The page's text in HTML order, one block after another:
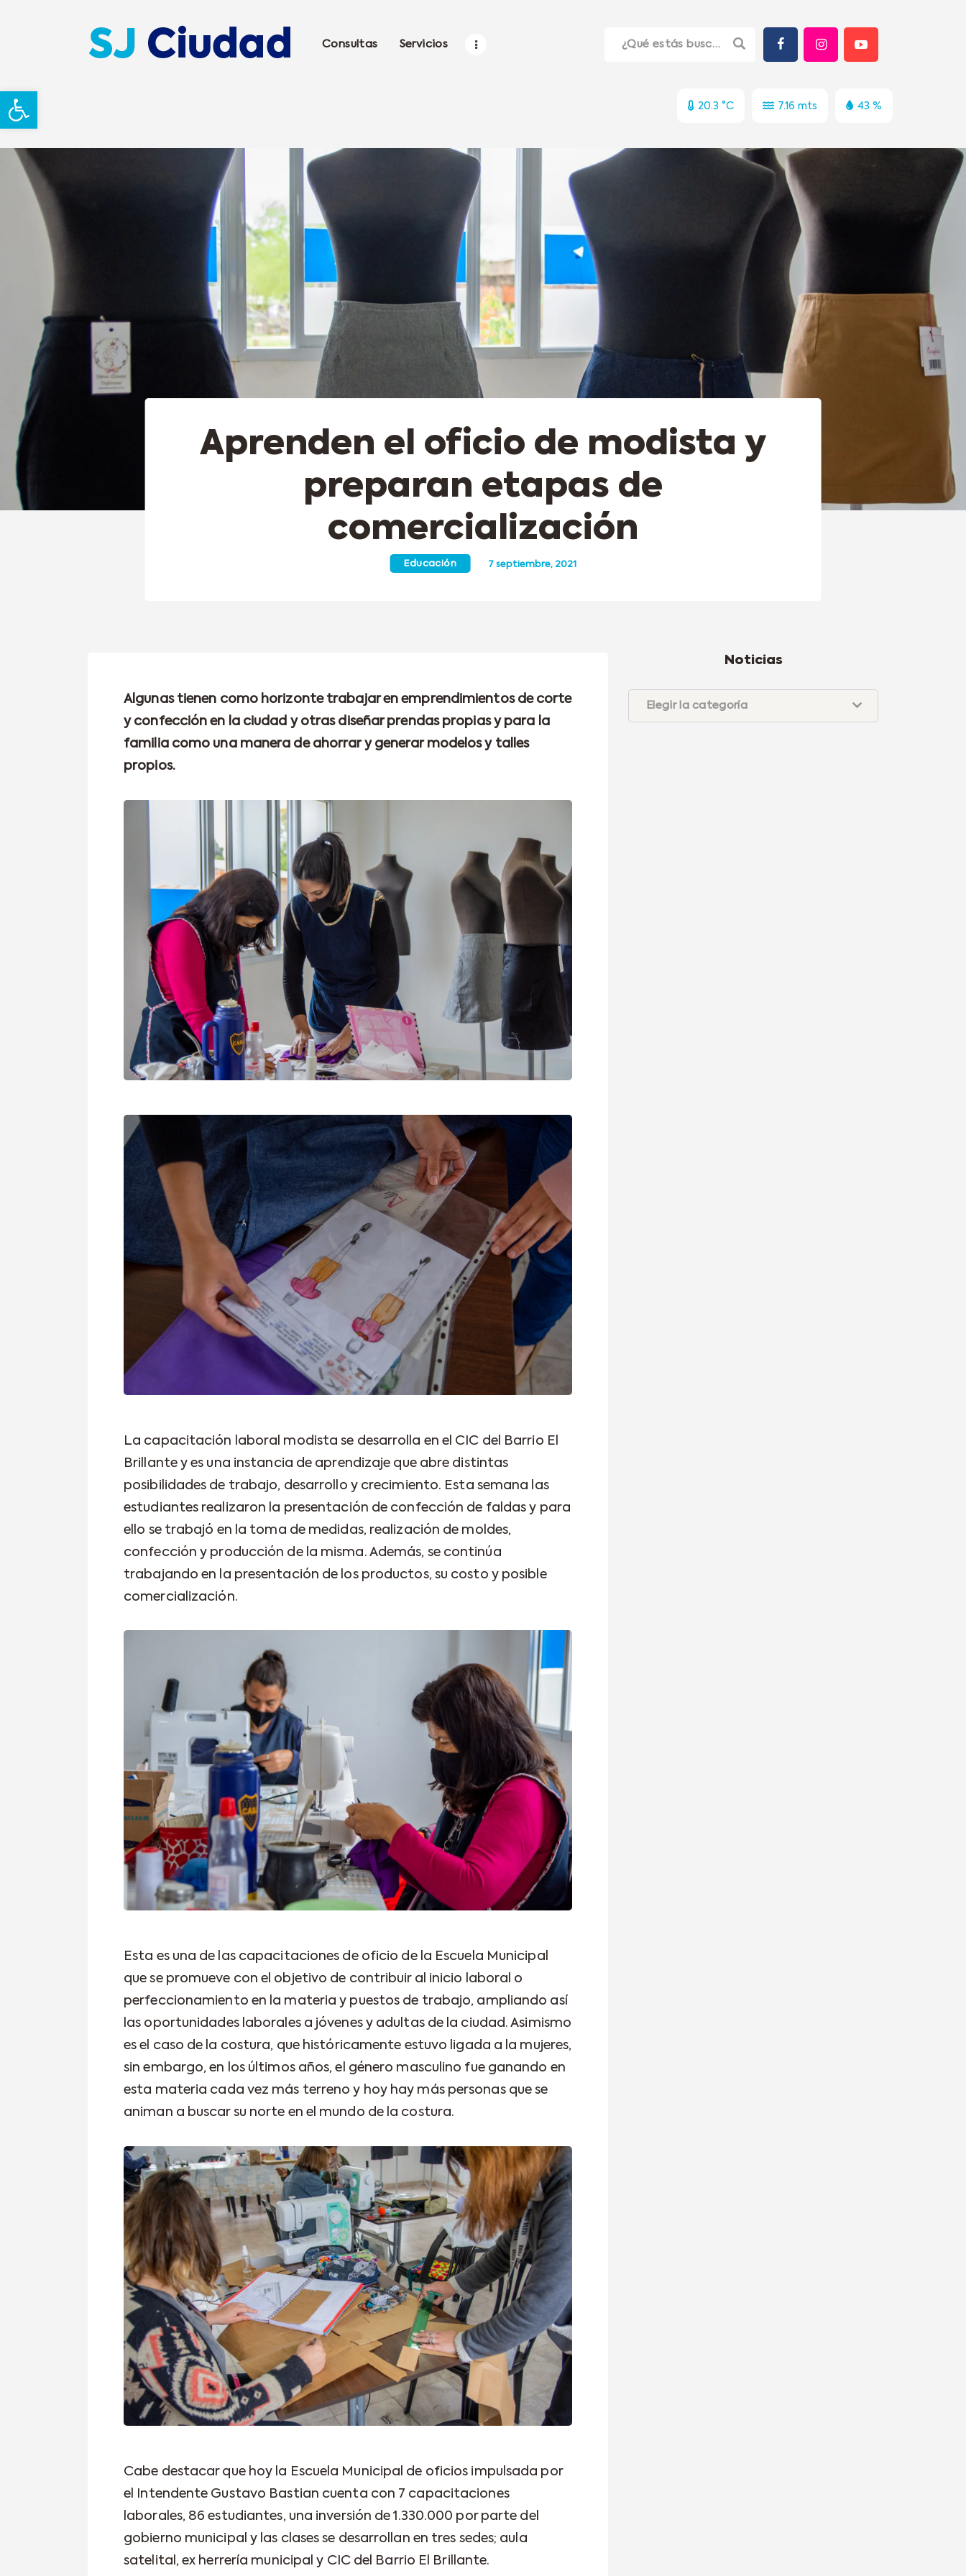
Abrir barra de herramientas
Consultas Servicios
20.3 °C 7.16 mts 43 %
Aprenden el oficio de modista y
preparan etapas de
comercialización
Educación 7 septiembre, 2021
Algunas tienen como horizonte trabajar en emprendimientos de corte
y confección en la ciudad y otras diseñar prendas propias y para la
familia como una manera de ahorrar y generar modelos y talles
propios.
La capacitación laboral modista se desarrolla en el CIC del Barrio El
Brillante y es una instancia de aprendizaje que abre distintas
posibilidades de trabajo, desarrollo y crecimiento. Esta semana las
estudiantes realizaron la presentación de confección de faldas y para
ello se trabajó en la toma de medidas, realización de moldes,
confección y producción de la misma. Además, se continúa
trabajando en la presentación de los productos, su costo y posible
comercialización.
Esta es una de las capacitaciones de oficio de la Escuela Municipal
que se promueve con el objetivo de contribuir al inicio laboral o
perfeccionamiento en la materia y puestos de trabajo, ampliando así
las oportunidades laborales a jóvenes y adultas de la ciudad. Asimismo
es el caso de la costura, que históricamente estuvo ligada a la mujeres,
sin embargo, en los últimos años, el género masculino fue ganando en
esta materia cada vez más terreno y hoy hay más personas que se
animan a buscar su norte en el mundo de la costura.
Cabe destacar que hoy la Escuela Municipal de oficios impulsada por
el Intendente Gustavo Bastian cuenta con 7 capacitaciones
laborales, 86 estudiantes, una inversión de 1.330.000 por parte del
gobierno municipal y las clases se desarrollan en tres sedes; aula
satelital, ex herrería municipal y CIC del Barrio El Brillante.
Noticias